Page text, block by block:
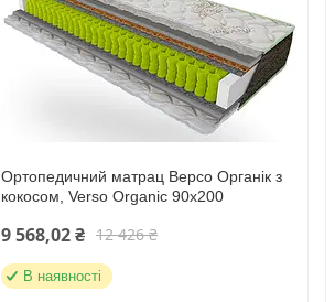
Ортопедичний матрац Версо Органік з
кокосом, Verso Organic 90х200
9 568,02 ₴ 12 426 ₴
В наявності